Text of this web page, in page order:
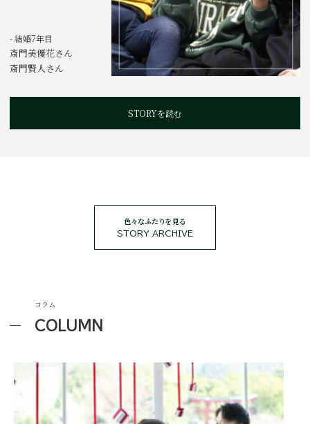
- 結婚7年目
斎門美優花さん
斎門賢人さん
STORYを読む
色々なふたりを見る
STORY ARCHIVE
コラム
COLUMN